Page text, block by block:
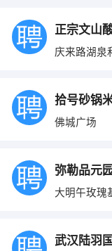
正宗文山
庆来路湖泉
拾号砂锅
佛城广场
弥勒品元
大明午玫瑰